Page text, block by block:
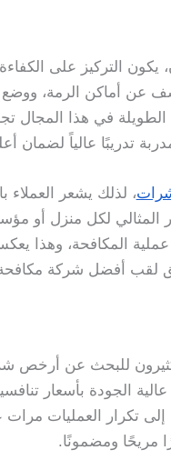
التركيز على الكفاءة
أماكن الرمة، ووضع
في هذا المجال
تدريبًا عالياً لضمان
، لذلك يشعر العملاء
المثالي لكل منزل أو
من عملية المكافحة،
لقب أفضل شركة مكافحة
للبحث عن
الجودة بأسعار
تكرار العمليات مرات
مريحًا ومضمونًا.